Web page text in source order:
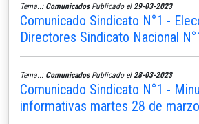
Tema..: ComunicadosPublicado el 29-03-2023
Comunicado Sindicato N°1 -
Directores Sindicato Nacional
Tema..: ComunicadosPublicado el 28-03-2023
Comunicado Sindicato N°1 -
informativas martes 28 de marzo